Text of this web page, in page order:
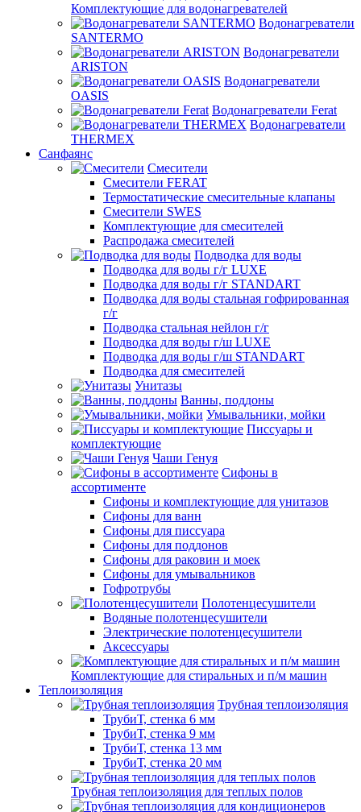
Комплектующие для водонагревателей
Водонагреватели
SANTERMO
Водонагреватели
ARISTON
Водонагреватели
OASIS
Водонагреватели Ferat
Водонагреватели
THERMEX
Санфаянс
Смесители
Смесители FERAT
Термостатические смесительные клапаны
Смесители SWES
Комплектующие для смесителей
Распродажа смесителей
Подводка для воды
Подводка для воды г/г LUXE
Подводка для воды г/г STANDART
Подводка для воды стальная гофрированная
г/г
Подводка стальная нейлон г/г
Подводка для воды г/ш LUXE
Подводка для воды г/ш STANDART
Подводка для смесителей
Унитазы
Ванны, поддоны
Умывальники, мойки
Писсуары и
комплектующие
Чаши Генуя
Сифоны в
ассортименте
Сифоны и комплектующие для унитазов
Сифоны для ванн
Сифоны для писсуара
Сифоны для поддонов
Сифоны для раковин и моек
Сифоны для умывальников
Гофротрубы
Полотенцесушители
Водяные полотенцесушители
Электрические полотенцесушители
Аксессуары
Комплектующие для стиральных и п/м машин
Теплоизоляция
Трубная теплоизоляция
ТрубиТ, стенка 6 мм
ТрубиТ, стенка 9 мм
ТрубиТ, стенка 13 мм
ТрубиТ, стенка 20 мм
Трубная теплоизоляция для теплых полов